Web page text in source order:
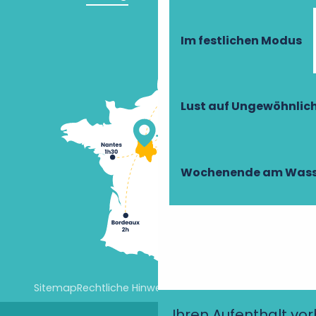
Im festlichen Modus
Lust auf
Wochenende am
SitemapRechtliche HinweiseCookie-Einstellungen